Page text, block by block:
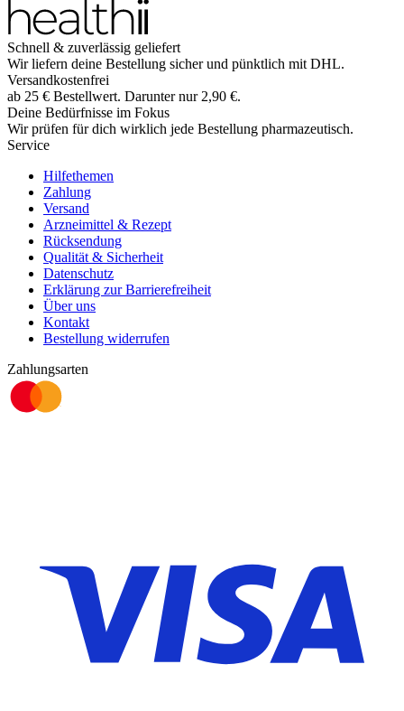
Schnell & zuverlässig geliefert
Wir liefern deine Bestellung sicher und pünktlich mit DHL.
Versandkostenfrei
ab 25 € Bestellwert. Darunter nur 2,90 €.
Deine Bedürfnisse im Fokus
Wir prüfen für dich wirklich jede Bestellung pharmazeutisch.
Service
Hilfethemen
Zahlung
Versand
Arzneimittel & Rezept
Rücksendung
Qualität & Sicherheit
Datenschutz
Erklärung zur Barrierefreiheit
Über uns
Kontakt
Bestellung widerrufen
Zahlungsarten